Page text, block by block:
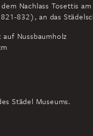
Nachlass Tosettis
832), an das
auf Nussbaumholz
Städel Museums.